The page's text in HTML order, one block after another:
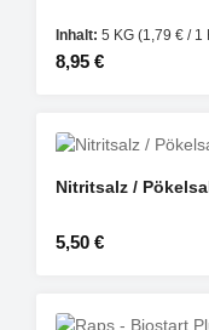
Inhalt: 5 KG (1,79 € / 1
Regulärer Preis:
8,95 €
Nitritsalz /
Regulärer Preis:
5,50 €